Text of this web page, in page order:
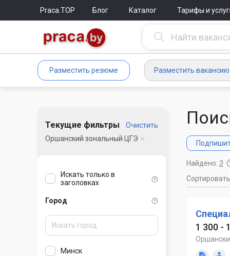
Praca.TOP Блог Каталог Тарифы и
Разместить резюме Разместить вакансию
Текущие фильтры
Очистить
Оршанский зональный ЦГЭ
Искать только в
заголовках
Город
Минск
Найдено: 3
Сортировать
1 300 -